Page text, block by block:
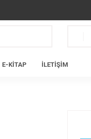
E-KİTAP İLETİŞİM